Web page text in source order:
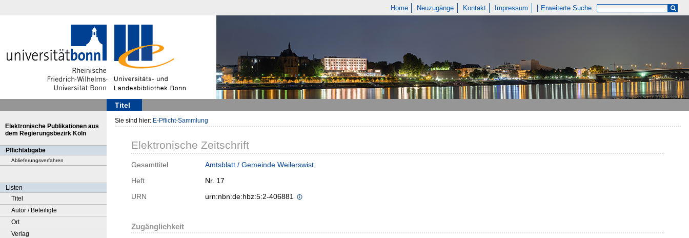
Home Neuzugänge Kontakt Impressum Erweiterte Suche
Titel
Elektronische Publikationen aus
dem Regierungsbezirk Köln
Pflichtabgabe
Ablieferungsverfahren
Listen
Titel
Autor / Beteiligte
Ort
Verlag
Sie sind hier: E-Pflicht-Sammlung
Elektronische Zeitschrift
Gesamttitel
Amtsblatt / Gemeinde Weilerswist
Heft
Nr. 17
URN
urn:nbn:de:hbz:5:2-406881
Zugänglichkeit